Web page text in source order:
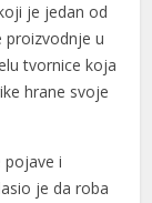
je jedan od
proizvodnje u
tvornice koja
hrane svoje
pojave i
je da roba